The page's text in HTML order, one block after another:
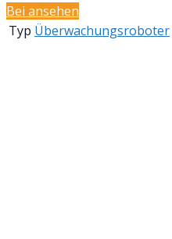
Bei ansehen
Typ Überwachungsroboter